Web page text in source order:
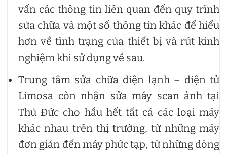
vấn các thông tin liên quan đến quy trình
sửa chữa và một số thông tin khác để hiểu
hơn về tình trạng của thiết bị và rút kinh
nghiệm khi sử dụng về sau.
Trung tâm sửa chữa điện lạnh – điện tử
Limosa còn nhận sửa máy scan ảnh tại
Thủ Đức cho hầu hết tất cả các loại máy
khác nhau trên thị trường, từ những máy
đơn giản đến máy phức tạp, từ những dòng